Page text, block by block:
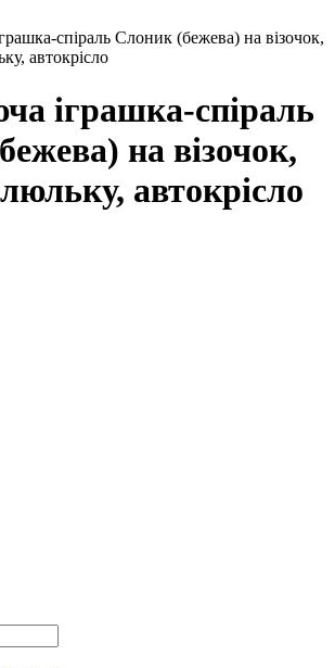
спіраль Слоник (бежева) на візочок,
автокрісло
іграшка-спіраль
на візочок,
автокрісло